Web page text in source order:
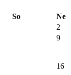
So
Ne
2
9
16